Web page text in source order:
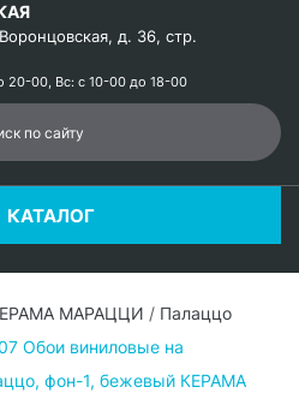
д. 36, стр.
20-00, Вс: с 10-00 до 18-00
КАТАЛОГ
МАРАЦЦИ / Палаццо
Обои виниловые на
фон-1, бежевый КЕРАМА